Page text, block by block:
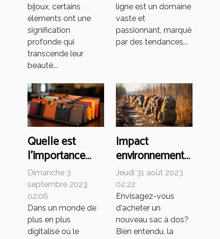
bijoux, certains
éléments ont une
signification
profonde qui
transcende leur
beauté...
ligne est un domaine
vaste et
passionnant, marqué
par des tendances...
Quelle est
l'importance
d'un porte-
cartes de qualité
dans le monde
moderne ?
Dimanche 3
septembre 2023
02:06
Dans un monde de
plus en plus
digitalisé où le
Impact
environnemental
de la production
de sacs à dos
Jeudi 31 août 2023
02:22
Envisagez-vous
d'acheter un
nouveau sac à dos?
Bien entendu, la